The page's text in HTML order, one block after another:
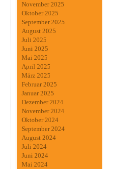
November 2025
Oktober 2025
September 2025
August 2025
Juli 2025
Juni 2025
Mai 2025
April 2025
März 2025
Februar 2025
Januar 2025
Dezember 2024
November 2024
Oktober 2024
September 2024
August 2024
Juli 2024
Juni 2024
Mai 2024